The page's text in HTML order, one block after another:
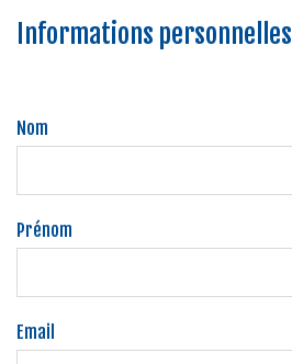
Informations personnelles
Nom
Prénom
Email